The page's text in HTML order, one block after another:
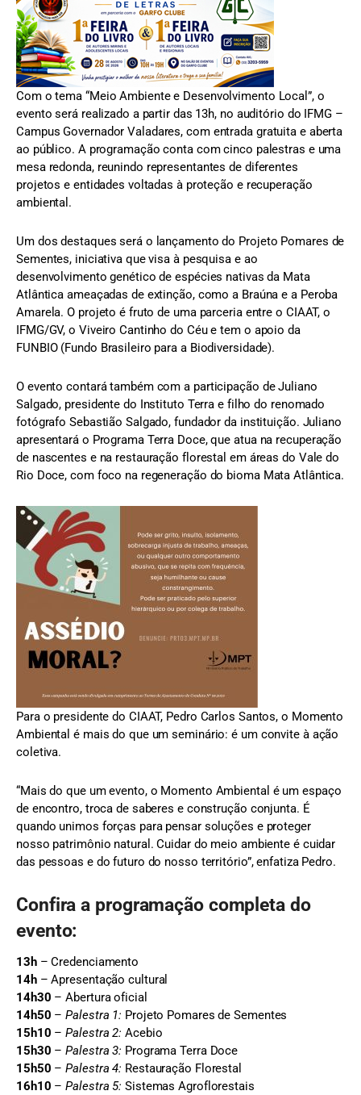
Com o tema “Meio Ambiente e Desenvolvimento Local”, o
evento será realizado a partir das 13h, no auditório do IFMG –
Campus Governador Valadares, com entrada gratuita e aberta
ao público. A programação conta com cinco palestras e uma
mesa redonda, reunindo representantes de diferentes
projetos e entidades voltadas à proteção e recuperação
ambiental.
Um dos destaques será o lançamento do Projeto Pomares de
Sementes, iniciativa que visa à pesquisa e ao
desenvolvimento genético de espécies nativas da Mata
Atlântica ameaçadas de extinção, como a Braúna e a Peroba
Amarela. O projeto é fruto de uma parceria entre o CIAAT, o
IFMG/GV, o Viveiro Cantinho do Céu e tem o apoio da
FUNBIO (Fundo Brasileiro para a Biodiversidade).
O evento contará também com a participação de Juliano
Salgado, presidente do Instituto Terra e filho do renomado
fotógrafo Sebastião Salgado, fundador da instituição. Juliano
apresentará o Programa Terra Doce, que atua na recuperação
de nascentes e na restauração florestal em áreas do Vale do
Rio Doce, com foco na regeneração do bioma Mata Atlântica.
Para o presidente do CIAAT, Pedro Carlos Santos, o Momento
Ambiental é mais do que um seminário: é um convite à ação
coletiva.
“Mais do que um evento, o Momento Ambiental é um espaço
de encontro, troca de saberes e construção conjunta. É
quando unimos forças para pensar soluções e proteger
nosso patrimônio natural. Cuidar do meio ambiente é cuidar
das pessoas e do futuro do nosso território”, enfatiza Pedro.
Confira a programação completa do
evento:
13h– Credenciamento
14h– Apresentação cultural
14h30 – Abertura oficial
14h50 –Palestra 1: Projeto Pomares de Sementes
15h10 –Palestra 2: Acebio
15h30 –Palestra 3: Programa Terra Doce
15h50 –Palestra 4: Restauração Florestal
16h10 –Palestra 5: Sistemas Agroflorestais